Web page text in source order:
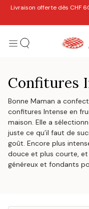
Se rendre au contenu
Livraison offerte dès CHF
Confitures
Bonne Maman a
confitures Intense en
maison. Elle a
juste ce qu’il faut de
goût. Encore plus
douce et plus courte,
généreux et fondants